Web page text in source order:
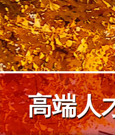
高端人